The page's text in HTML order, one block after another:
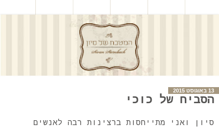
13 באוגוסט 2015
הסביח של כוכי
סיון ואני מתייחסות ברצינות רבה לאנשים